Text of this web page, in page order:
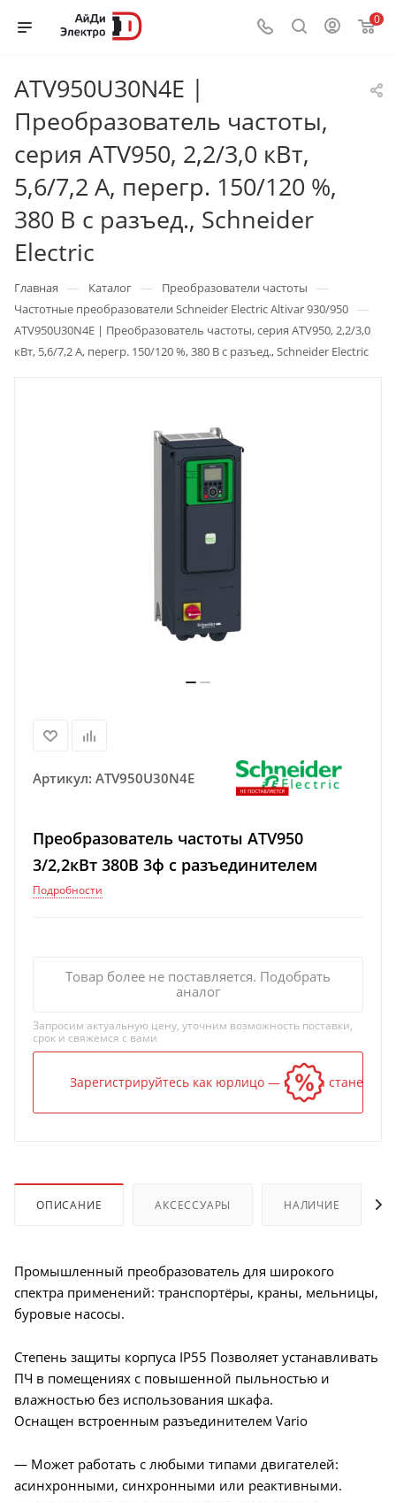
0
ATV950U30N4E |
Преобразователь частоты,
серия ATV950, 2,2/3,0 кВт,
5,6/7,2 А, перегр. 150/120 %,
380 В с разъед., Schneider
Electric
Главная — Каталог — Преобразователи частоты —
Частотные преобразователи Schneider Electric Altivar 930/950 —
ATV950U30N4E | Преобразователь частоты, серия ATV950, 2,2/3,0
кВт, 5,6/7,2 А, перегр. 150/120 %, 380 В с разъед., Schneider Electric
Артикул: ATV950U30N4E
Преобразователь частоты ATV950
3/2,2кВт 380В 3ф c разъединителем
Подробности
Товар более не поставляется. Подобрать
аналог
Запросим актуальную цену, уточним возможность поставки,
срок и свяжемся с вами
Зарегистрируйтесь как юрлицо — и цена станет
ОПИСАНИЕ АКСЕССУАРЫ НАЛИЧИЕ
Промышленный преобразователь для широкого
спектра применений: транспортёры, краны, мельницы,
буровые насосы.
Степень защиты корпуса IP55 Позволяет устанавливать
ПЧ в помещениях с повышенной пыльностью и
влажностью без использования шкафа.
Оснащен встроенным разъединителем Vario
— Может работать с любыми типами двигателей:
асинхронными, синхронными или реактивными.